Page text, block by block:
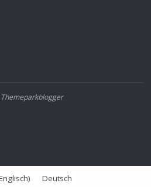
) Deutsch